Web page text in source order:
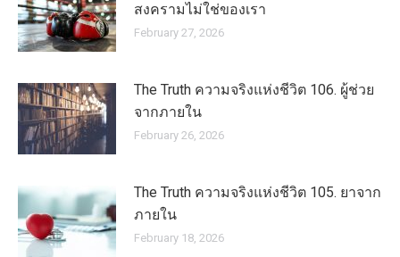
สงครามไม่ใช่ของเรา
February 27, 2026
The Truth ความจริงแห่งชีวิต 106. ผู้ช่วย
จากภายใน
February 26, 2026
The Truth ความจริงแห่งชีวิต 105. ยาจาก
ภายใน
February 18, 2026